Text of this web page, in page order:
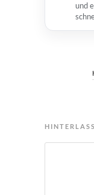
und